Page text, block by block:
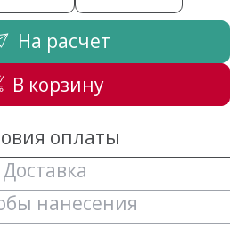
На расчет
В корзину
оплаты
Доставка
нанесения